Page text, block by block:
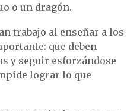
o un dragón.
trabajo al enseñar a los
que deben
y seguir esforzándose
lograr lo que